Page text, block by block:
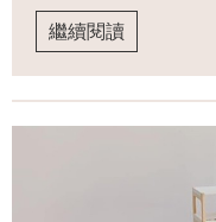
繼續閱讀